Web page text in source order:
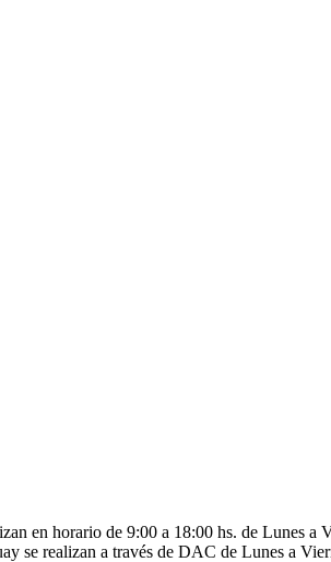
en horario de 9:00 a 18:00 hs. de Lunes a
se realizan a través de DAC de Lunes a